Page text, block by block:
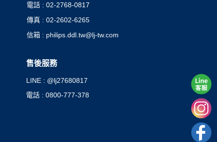
電話 : 02-2768-0817
傳真 : 02-2602-6265
信箱 : philips.ddl.tw@lj-tw.com
售後服務
LINE : @lj27680817
電話 : 0800-777-378